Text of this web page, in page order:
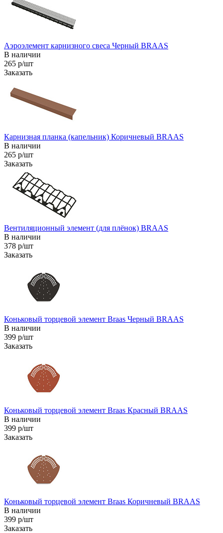
Аэроэлемент карнизного свеса Черный BRAAS
В наличии
265 р/шт
Заказать
Карнизная планка (капельник) Коричневый BRAAS
В наличии
265 р/шт
Заказать
Вентиляционный элемент (для плёнок) BRAAS
В наличии
378 р/шт
Заказать
Коньковый торцевой элемент Braas Черный BRAAS
В наличии
399 р/шт
Заказать
Коньковый торцевой элемент Braas Красный BRAAS
В наличии
399 р/шт
Заказать
Коньковый торцевой элемент Braas Коричневый BRAAS
В наличии
399 р/шт
Заказать